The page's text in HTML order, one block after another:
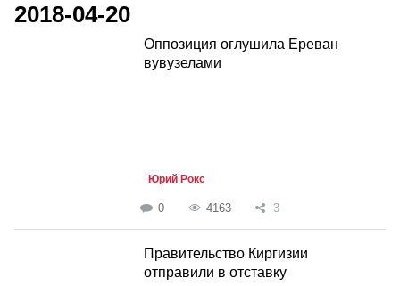
2018-04-20
Оппозиция оглушила Ереван
вувузелами
Юрий Рокс
0 4163 3
Правительство Киргизии
отправили в отставку